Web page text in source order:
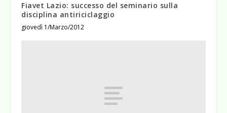
Fiavet Lazio: successo del seminario sulla
disciplina antiriciclaggio
giovedì 1/Marzo/2012